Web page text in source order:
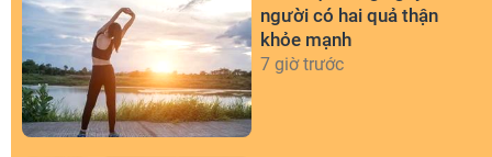
người có hai quả thận
khỏe mạnh
7 giờ trước